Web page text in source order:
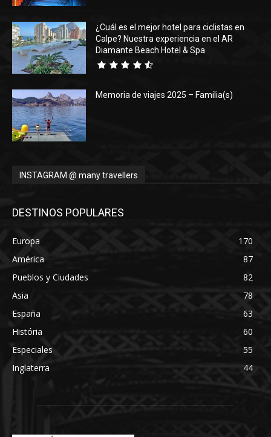
¿Cuál es el mejor hotel para ciclistas en
Calpe? Nuestra experiencia en el AR
Diamante Beach Hotel & Spa
Memoria de viajes 2025 – Familia(s)
INSTAGRAM @ many travellers
DESTINOS POPULARES
Europa
170
América
87
Pueblos y Ciudades
82
Asia
78
España
63
História
60
Especiales
55
Inglaterra
44